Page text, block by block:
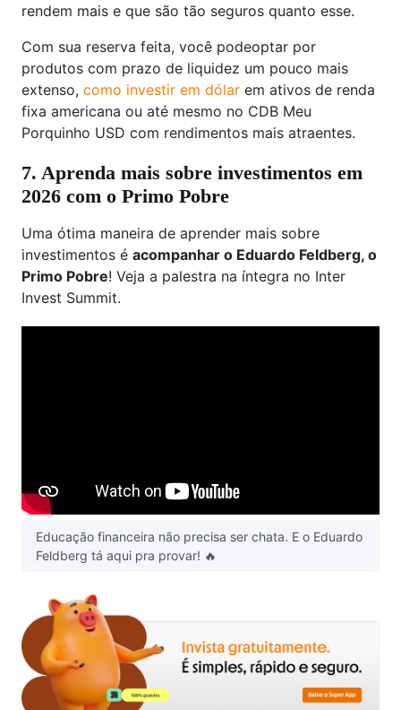
rendem mais e que são tão seguros quanto esse.
Com sua reserva feita, você podeoptar por
produtos com prazo de liquidez um pouco mais
extenso, como investir em dólar em ativos de renda
fixa americana ou até mesmo no CDB Meu
Porquinho USD com rendimentos mais atraentes.
7. Aprenda mais sobre investimentos em
2026 com o Primo Pobre
Uma ótima maneira de aprender mais sobre
investimentos é acompanhar o Eduardo Feldberg, o
Primo Pobre! Veja a palestra na íntegra no Inter
Invest Summit.
Educação financeira não precisa ser chata. E o Eduardo
Feldberg tá aqui pra provar! 🔥⁣